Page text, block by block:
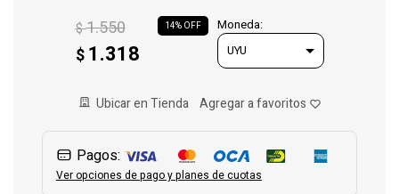
$ 1.318
$1.550 14 Moneda:
Ubicar en Tienda
Pagos:
Ver opciones de pago y planes de cuotas